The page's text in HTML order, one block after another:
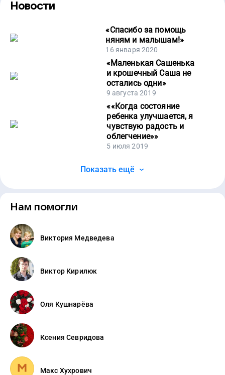
Новости
«Спасибо за помощь
няням и малышам!»
16 января 2020
«Маленькая Сашенька
и крошечный Саша не
остались одни»
9 августа 2019
««Когда состояние
ребенка улучшается, я
чувствую радость и
облегчение»»
5 июля 2019
Показать ещё
Нам помогли
Виктория Медведева
Виктор Кирилюк
Оля Кушнарёва
Ксения Севридова
Макс Хухрович